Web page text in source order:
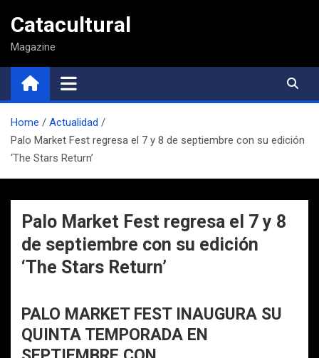
contenido
Catacultural
Magazine
Home
Actualidad
Palo Market Fest regresa el 7 y 8 de septiembre con su edición
‘The Stars Return’
Palo Market Fest regresa el 7 y 8
de septiembre con su edición
‘The Stars Return’
PALO MARKET FEST INAUGURA SU
QUINTA TEMPORADA EN